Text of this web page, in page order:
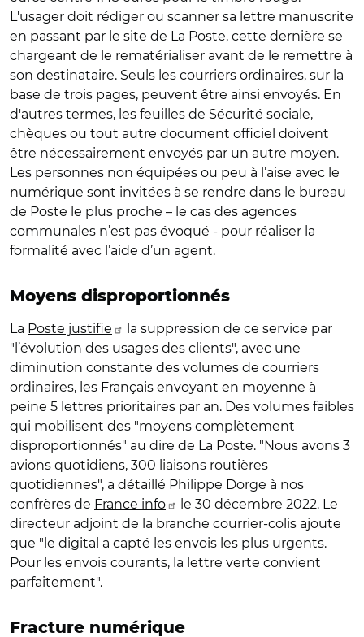
L'usager doit rédiger ou scanner sa lettre manuscrite
en passant par le site de La Poste, cette dernière se
chargeant de le rematérialiser avant de le remettre à
son destinataire. Seuls les courriers ordinaires, sur la
base de trois pages, peuvent être ainsi envoyés. En
d'autres termes, les feuilles de Sécurité sociale,
chèques ou tout autre document officiel doivent
être nécessairement envoyés par un autre moyen.
Les personnes non équipées ou peu à l’aise avec le
numérique sont invitées à se rendre dans le bureau
de Poste le plus proche – le cas des agences
communales n’est pas évoqué - pour réaliser la
formalité avec l’aide d’un agent.
Moyens disproportionnés
La Poste justifie
la suppression de ce service par
"l’évolution des usages des clients", avec une
diminution constante des volumes de courriers
ordinaires, les Français envoyant en moyenne à
peine 5 lettres prioritaires par an. Des volumes faibles
qui mobilisent des "moyens complètement
disproportionnés" au dire de La Poste. "Nous avons 3
avions quotidiens, 300 liaisons routières
quotidiennes", a détaillé Philippe Dorge à nos
confrères de France info
le 30 décembre 2022. Le
directeur adjoint de la branche courrier-colis ajoute
que "le digital a capté les envois les plus urgents.
Pour les envois courants, la lettre verte convient
parfaitement".
Fracture numérique